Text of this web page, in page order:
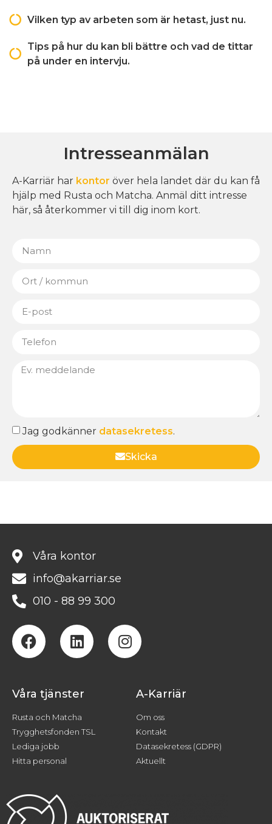
Vilken typ av arbeten som är hetast, just nu.
Tips på hur du kan bli bättre och vad de tittar
på under en intervju.
Intresseanmälan
A-Karriär har kontor över hela landet där du kan få
hjälp med Rusta och Matcha. Anmäl ditt intresse
här, så återkommer vi till dig inom kort.
Jag godkänner datasekretess.
Skicka
Våra kontor
info@akarriar.se
010 - 88 99 300
Våra tjänster
Rusta och Matcha
Trygghetsfonden TSL
Lediga jobb
Hitta personal
A-Karriär
Om oss
Kontakt
Datasekretess (GDPR)
Aktuellt